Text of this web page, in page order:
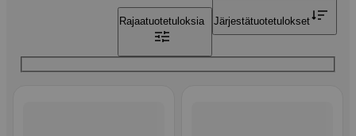
Rajaatuotetuloksia Järjestätuotetulokset